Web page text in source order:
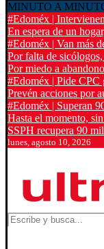
MINUTO A
#Edoméx |
En espera de un
#Edoméx | Van más
Por falta de
Por miedo a
#Edoméx | Pide CPC
Prevén acciones por
#Edoméx | Superan
Hasta el momento,
SSPH recupera 90
lunes, agosto 10, 2026